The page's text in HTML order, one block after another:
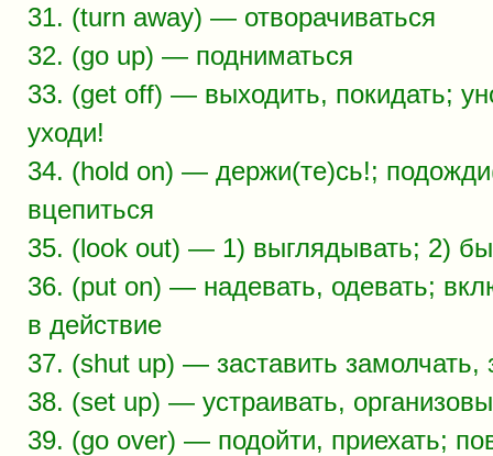
31. (turn away) — отворачиваться
32. (go up) — подниматься
33. (get off) — выходить, покидать;
уходи!
34. (hold on) — держи(те)сь!;
вцепиться
35. (look out) — 1) выглядывать; 2)
36. (put on) — надевать, одевать;
в действие
37. (shut up) — заставить замолчать,
38. (set up) — устраивать,
39. (go over) — подойти, приехать;